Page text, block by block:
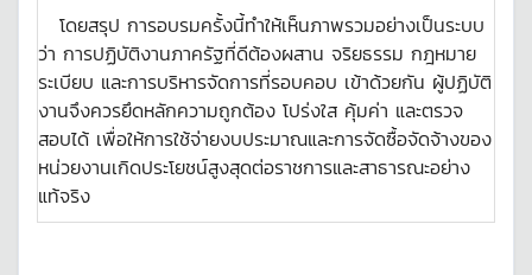
โดยสรุป การอบรมครั้งนี้ทำให้เห็นภาพรวมอย่างเป็นระบบ
ว่า การปฏิบัติงานภาครัฐที่ดีต้องผสาน จริยธรรม กฎหมาย
ระเบียบ และการบริหารจัดการที่รอบคอบ เข้าด้วยกัน ผู้ปฏิบัติ
งานจึงควรยึดหลักความถูกต้อง โปร่งใส คุ้มค่า และตรวจ
สอบได้ เพื่อให้การใช้จ่ายงบประมาณและการจัดซื้อจัดจ้างของ
หน่วยงานเกิดประโยชน์สูงสุดต่อราชการและสาธารณะอย่าง
แท้จริง